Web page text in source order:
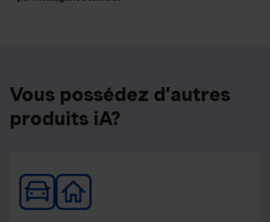
Vous possédez d’autres
produits iA?